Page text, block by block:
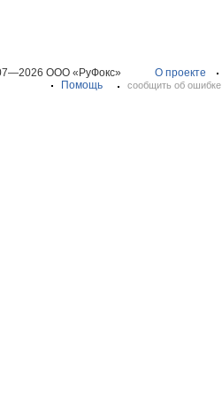
ООО «РуФокс» О проекте
Помощь
сообщить об ошибке